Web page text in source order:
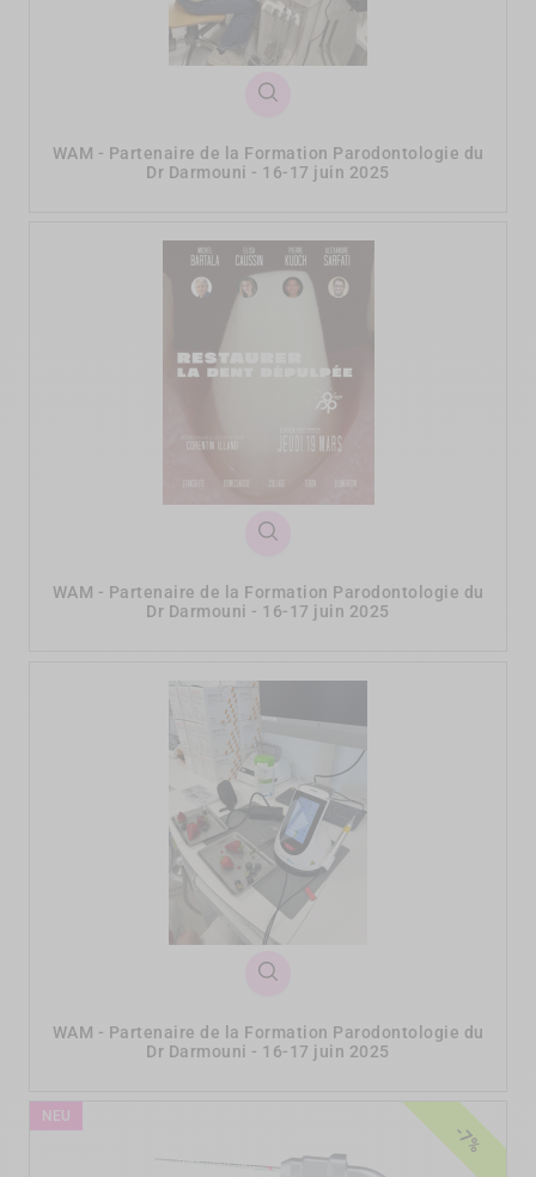
WAM - Partenaire de la Formation Parodontologie du
Dr Darmouni - 16-17 juin 2025
WAM - Partenaire de la Formation Parodontologie du
Dr Darmouni - 16-17 juin 2025
WAM - Partenaire de la Formation Parodontologie du
Dr Darmouni - 16-17 juin 2025
NEU
-7%